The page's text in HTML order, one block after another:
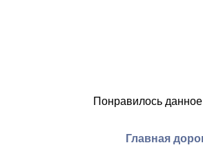
Понравилось
Главная